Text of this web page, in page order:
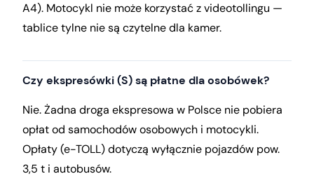
A4). Motocykl nie może korzystać z videotollingu —
tablice tylne nie są czytelne dla kamer.
Czy ekspresówki (S) są płatne dla osobówek?
Nie. Żadna droga ekspresowa w Polsce nie pobiera
opłat od samochodów osobowych i motocykli.
Opłaty (e-TOLL) dotyczą wyłącznie pojazdów pow.
3,5 t i autobusów.